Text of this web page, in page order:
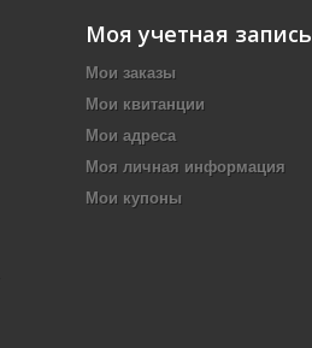
Моя учетная запись
Мои заказы
Мои квитанции
Мои адреса
Моя личная информация
Мои купоны